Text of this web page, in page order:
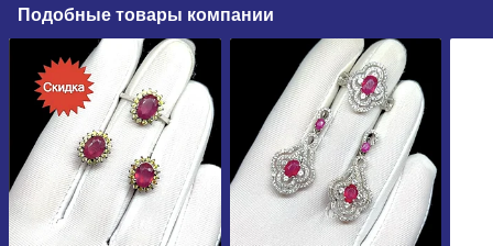
Подобные товары компании